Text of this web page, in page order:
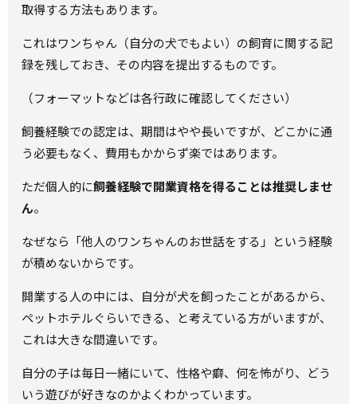
取得する方法もあります。
これはワンちゃん（自分の犬でもよい）の飼育に関する記
録を残しておき、その内容を提出するものです。
（フォーマットなどは各行政に確認してください）
飼養経験での認定は、期間はやや長いですが、どこかに通
う必要もなく、費用もかからず楽ではあります。
ただ個人的に飼養経験で開業資格を得ることは推奨しませ
ん。
なぜなら「他人のワンちゃんのお世話をする」という経験
が積めないからです。
開業する人の中には、自分が犬を飼ったことがあるから、
ペットホテルぐらいできる、と考えている方がいますが、
これは大きな間違いです。
自分の子は毎日一緒にいて、性格や癖、何を怖がり、どう
いう遊びが好きなのかよくわかっています。